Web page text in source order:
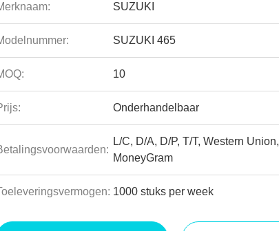
SUZUKI
SUZUKI 465
10
Onderhandelbaar
L/C, D/A, D/P, T/T, Western Union,
MoneyGram
1000 stuks per week